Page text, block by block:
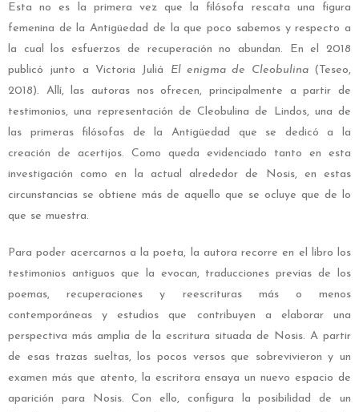
Esta no es la primera vez que la filósofa rescata una figura
femenina de la Antigüedad de la que poco sabemos y respecto a
la cual los esfuerzos de recuperación no abundan. En el 2018
publicó junto a Victoria Juliá El enigma de Cleobulina (Teseo,
2018). Allí, las autoras nos ofrecen, principalmente a partir de
testimonios, una representación de Cleobulina de Lindos, una de
las primeras filósofas de la Antigüedad que se dedicó a la
creación de acertijos. Como queda evidenciado tanto en esta
investigación como en la actual alrededor de Nosis, en estas
circunstancias se obtiene más de aquello que se ocluye que de lo
que se muestra.
Para poder acercarnos a la poeta, la autora recorre en el libro los
testimonios antiguos que la evocan, traducciones previas de los
poemas, recuperaciones y reescrituras más o menos
contemporáneas y estudios que contribuyen a elaborar una
perspectiva más amplia de la escritura situada de Nosis. A partir
de esas trazas sueltas, los pocos versos que sobrevivieron y un
examen más que atento, la escritora ensaya un nuevo espacio de
aparición para Nosis. Con ello, configura la posibilidad de un